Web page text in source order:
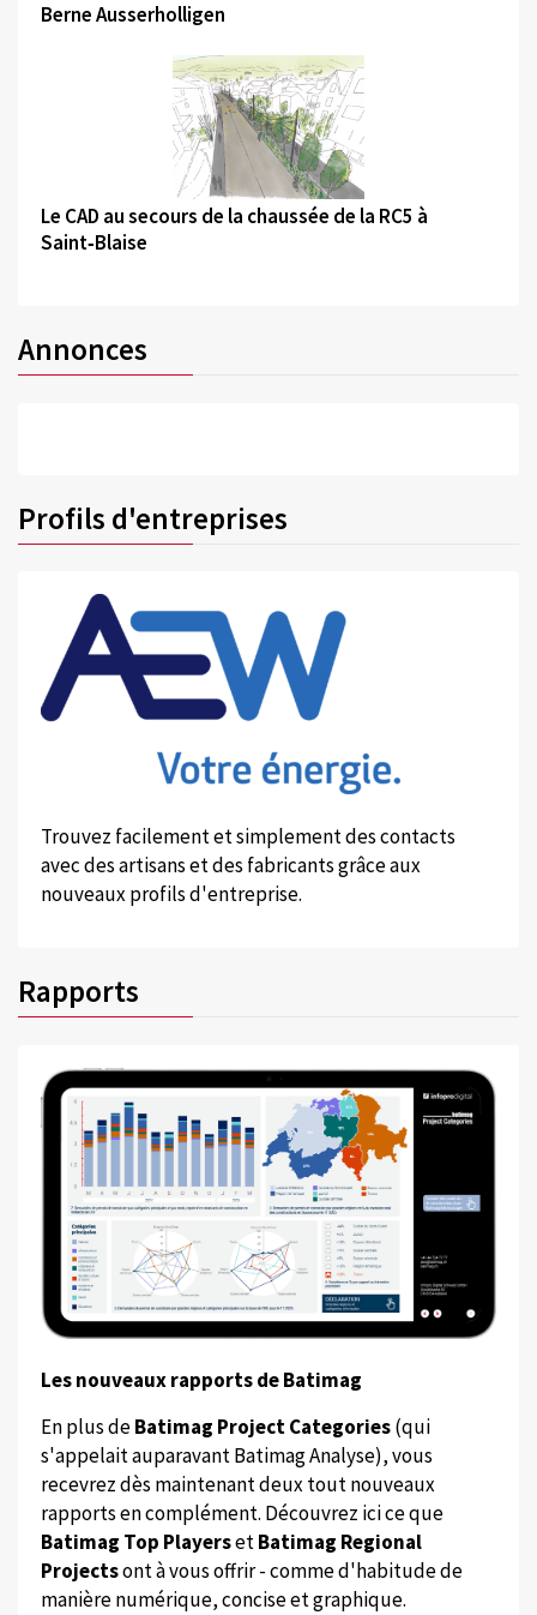
Berne Ausserholligen
©
Le CAD au secours de la chaussée de la RC5 à
Saint‑Blaise
Annonces
Profils d'entreprises
Trouvez facilement et simplement des contacts
avec des artisans et des fabricants grâce aux
nouveaux profils d'entreprise.
Rapports
Les nouveaux rapports de Batimag
En plus deBatimag Project Categories(qui
s'appelait auparavant Batimag Analyse), vous
recevrez dès maintenant deux tout nouveaux
rapports en complément. Découvrez ici ce que
Batimag Top PlayersetBatimag Regional
Projectsont à vous offrir - comme d'habitude de
manière numérique, concise et graphique.